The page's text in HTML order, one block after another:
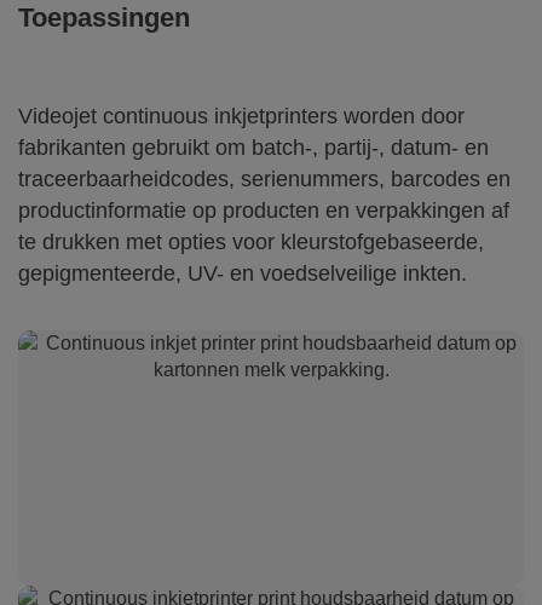
Toepassingen
Videojet continuous inkjetprinters worden door
fabrikanten gebruikt om batch-, partij-, datum- en
traceerbaarheidcodes, serienummers, barcodes en
productinformatie op producten en verpakkingen af
te drukken met opties voor kleurstofgebaseerde,
gepigmenteerde, UV- en voedselveilige inkten.